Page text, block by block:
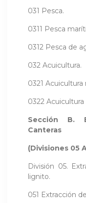
031 Pesca.
0311 Pesca
0312 Pesca de
032 Acuicultura.
0321
0322
Sección B.
Canteras
(Divisiones 05
División 05.
lignito.
051 Extracción